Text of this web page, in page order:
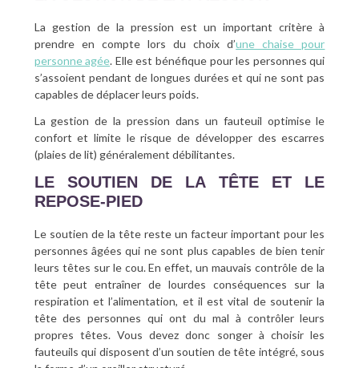
La gestion de la pression est un important critère à
prendre en compte lors du choix d’une chaise pour
personne agée. Elle est bénéfique pour les personnes qui
s’assoient pendant de longues durées et qui ne sont pas
capables de déplacer leurs poids.
La gestion de la pression dans un fauteuil optimise le
confort et limite le risque de développer des escarres
(plaies de lit) généralement débilitantes.
LE SOUTIEN DE LA TÊTE ET LE
REPOSE-PIED
Le soutien de la tête reste un facteur important pour les
personnes âgées qui ne sont plus capables de bien tenir
leurs têtes sur le cou. En effet, un mauvais contrôle de la
tête peut entraîner de lourdes conséquences sur la
respiration et l’alimentation, et il est vital de soutenir la
tête des personnes qui ont du mal à contrôler leurs
propres têtes. Vous devez donc songer à choisir les
fauteuils qui disposent d’un soutien de tête intégré, sous